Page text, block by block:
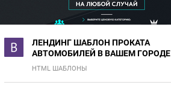
ЛЕНДИНГ ШАБЛОН ПРОКАТА
АВТОМОБИЛЕЙ В ВАШЕМ ГОРОДЕ
HTML ШАБЛОНЫ